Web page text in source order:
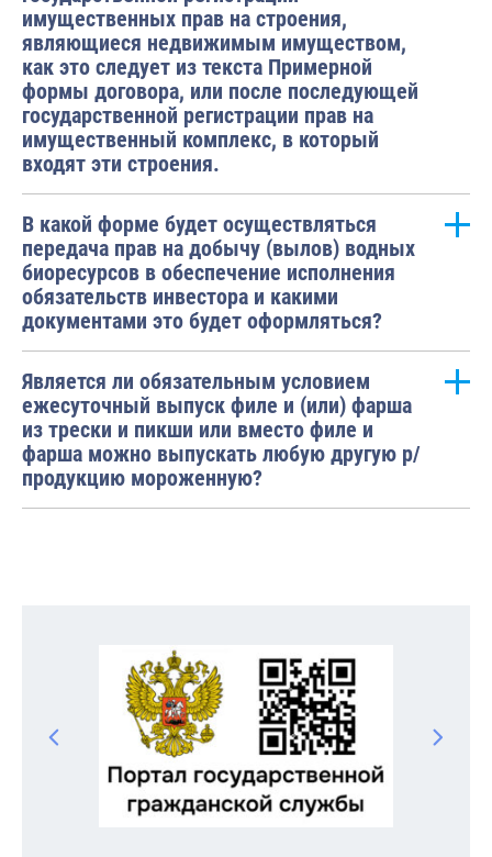
имущественных прав на строения,
являющиеся недвижимым имуществом,
как это следует из текста Примерной
формы договора, или после последующей
государственной регистрации прав на
имущественный комплекс, в который
входят эти строения.
В какой форме будет осуществляться
передача прав на добычу (вылов) водных
биоресурсов в обеспечение исполнения
обязательств инвестора и какими
документами это будет оформляться?
Является ли обязательным условием
ежесуточный выпуск филе и (или) фарша
из трески и пикши или вместо филе и
фарша можно выпускать любую другую р/
продукцию мороженную?